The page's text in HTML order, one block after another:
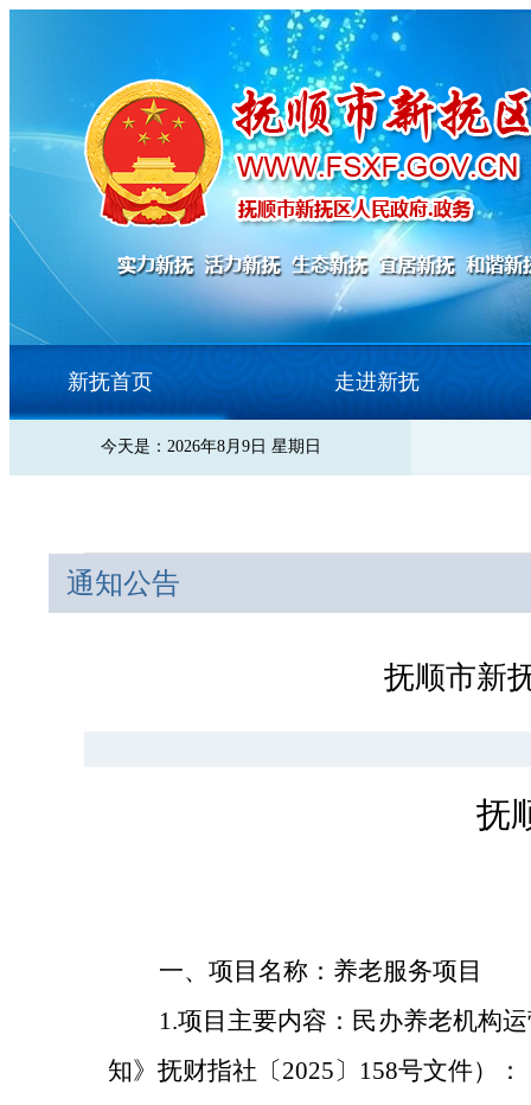
新抚首页 走进新抚
今天是：2026年8月9日 星期日
通知公告
抚顺市新
抚
一、项目名称：养老服务项目
1.项目主要内容：民办养老机构
知》抚财指社〔2025〕 158号文件）：